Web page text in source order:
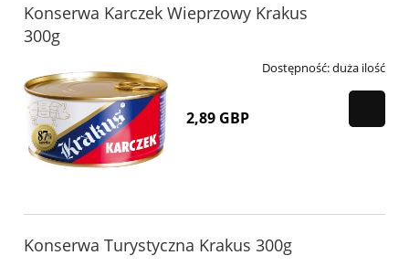
Konserwa Karczek Wieprzowy Krakus
300g
Dostępność:duża ilość
2,89 GBP
Konserwa Turystyczna Krakus 300g